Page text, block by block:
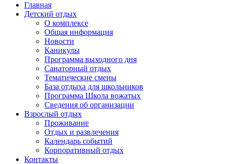
Главная
Детский отдых
О комплексе
Общая информация
Новости
Каникулы
Программа выходного дня
Санаторный отдых
Тематические смены
База отдыха для школьников
Программа Школа вожатых
Cведения об организации
Взрослый отдых
Проживание
Отдых и развлечения
Календарь событий
Корпоративный отдых
Контакты